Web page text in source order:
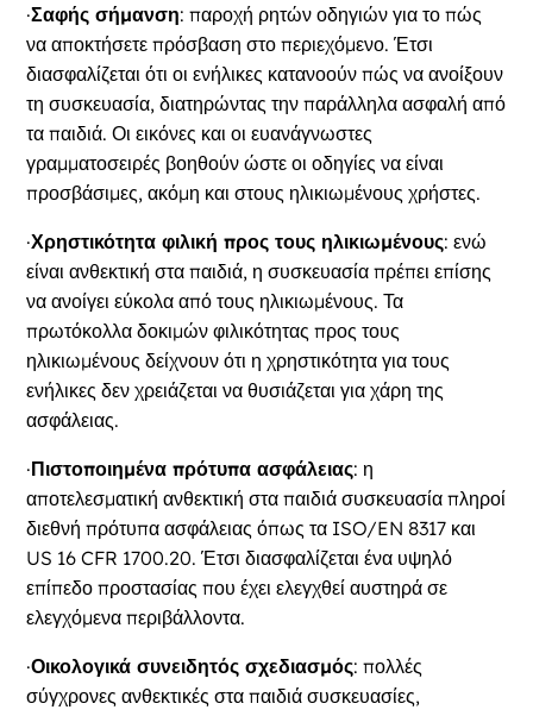
·Σαφής σήμανση: παροχή ρητών οδηγιών για το πώς
να αποκτήσετε πρόσβαση στο περιεχόμενο. Έτσι
διασφαλίζεται ότι οι ενήλικες κατανοούν πώς να ανοίξουν
τη συσκευασία, διατηρώντας την παράλληλα ασφαλή από
τα παιδιά. Οι εικόνες και οι ευανάγνωστες
γραμματοσειρές βοηθούν ώστε οι οδηγίες να είναι
προσβάσιμες, ακόμη και στους ηλικιωμένους χρήστες.
·Χρηστικότητα φιλική προς τους ηλικιωμένους: ενώ
είναι ανθεκτική στα παιδιά, η συσκευασία πρέπει επίσης
να ανοίγει εύκολα από τους ηλικιωμένους. Τα
πρωτόκολλα δοκιμών φιλικότητας προς τους
ηλικιωμένους δείχνουν ότι η χρηστικότητα για τους
ενήλικες δεν χρειάζεται να θυσιάζεται για χάρη της
ασφάλειας.
·Πιστοποιημένα πρότυπα ασφάλειας: η
αποτελεσματική ανθεκτική στα παιδιά συσκευασία πληροί
διεθνή πρότυπα ασφάλειας όπως τα ISO/EN 8317 και
US 16 CFR 1700.20. Έτσι διασφαλίζεται ένα υψηλό
επίπεδο προστασίας που έχει ελεγχθεί αυστηρά σε
ελεγχόμενα περιβάλλοντα.
·Οικολογικά συνειδητός σχεδιασμός: πολλές
σύγχρονες ανθεκτικές στα παιδιά συσκευασίες,